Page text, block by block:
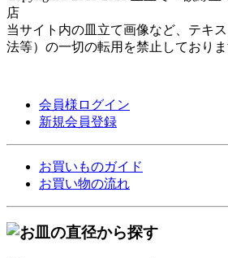
店
当サイト内の皿立て画像など、テキ
法等）の一切の転用を禁止しておりま
会員様ログイン
新規会員登録
お買いものガイド
お買い物の流れ